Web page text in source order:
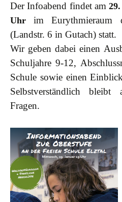
Der Infoabend findet am
Uhr im Eurythmieraum
(Landstr. 6 in Gutach) statt.
Wir geben dabei einen
Schuljahre 9-12,
Schule sowie einen
Selbstverständlich bleibt
Fragen.